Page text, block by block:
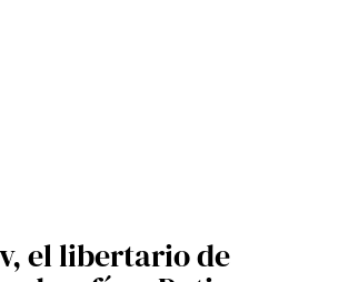
el libertario de